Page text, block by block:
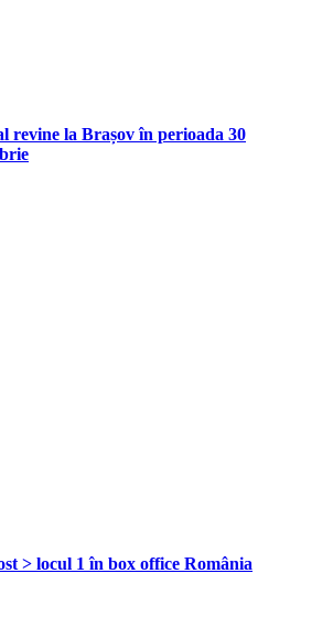
revine la Brașov în perioada 30
> locul 1 în box office România